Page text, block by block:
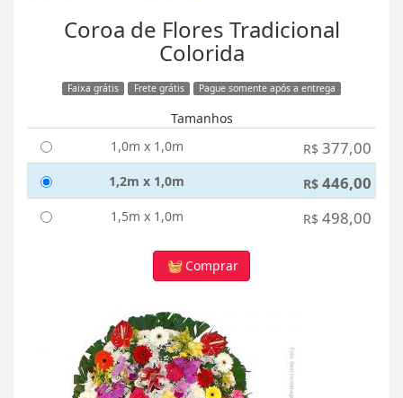
Coroa de Flores Tradicional
Colorida
Faixa grátis Frete grátis Pague somente após a entrega
Tamanhos
1,0m x 1,0m
R$ 377,00
1,2m x 1,0m R$ 446,00
1,5m x 1,0m R$ 498,00
Comprar